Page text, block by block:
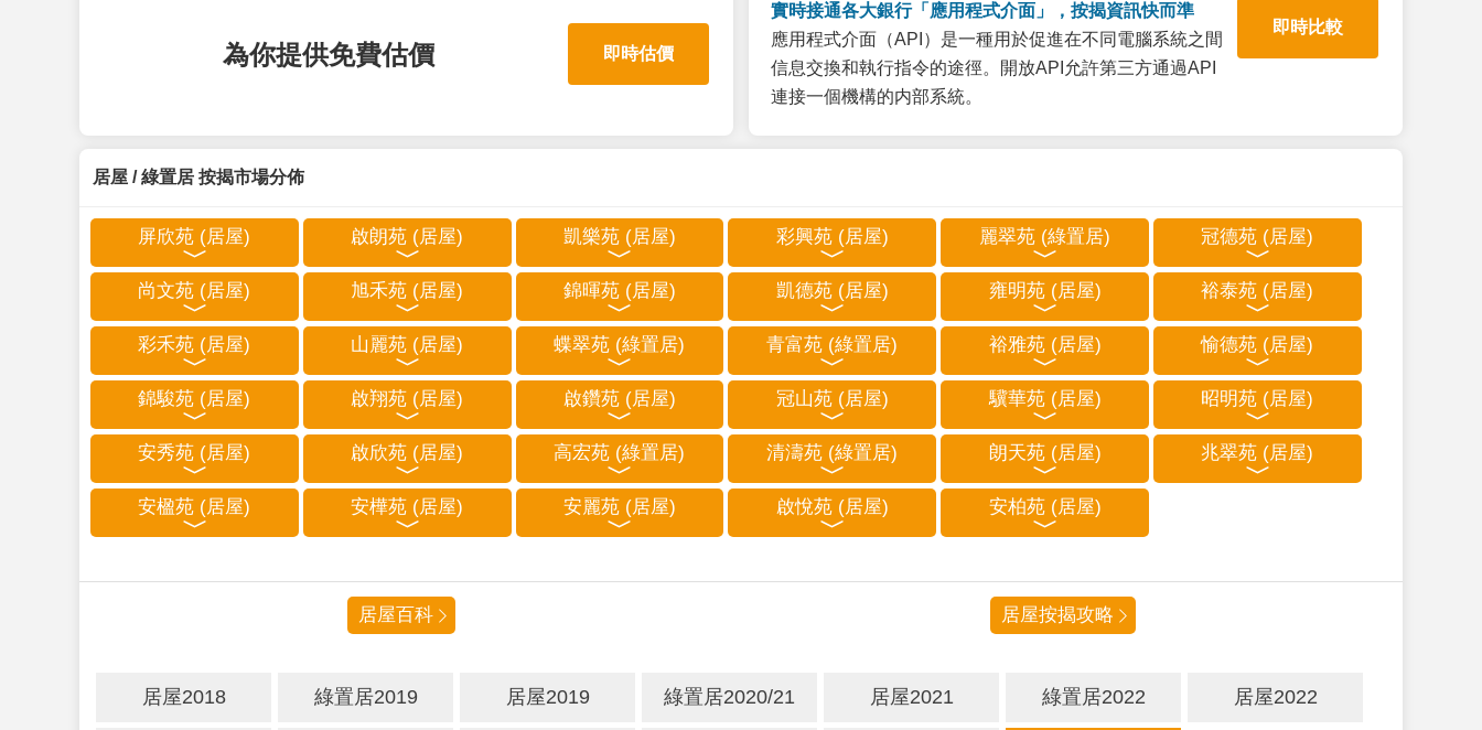
為你提供免費估價 即時估價
實時接通各大銀行「應用程式介面」，按揭資訊快而準
應用程式介面（API）是一種用於促進在不同電腦系統之間
信息交換和執行指令的途徑。開放API允許第三方通過API
連接一個機構的内部系統。
即時比較
居屋 / 綠置居 按揭市場分佈
屏欣苑 (居屋) 啟朗苑 (居屋) 凱樂苑 (居屋) 彩興苑 (居屋) 麗翠苑 (綠置居) 冠德苑 (居屋)
尚文苑 (居屋) 旭禾苑 (居屋) 錦暉苑 (居屋) 凱德苑 (居屋) 雍明苑 (居屋) 裕泰苑 (居屋)
彩禾苑 (居屋) 山麗苑 (居屋) 蝶翠苑 (綠置居) 青富苑 (綠置居) 裕雅苑 (居屋) 愉德苑 (居屋)
錦駿苑 (居屋) 啟翔苑 (居屋) 啟鑽苑 (居屋) 冠山苑 (居屋) 驥華苑 (居屋) 昭明苑 (居屋)
安秀苑 (居屋) 啟欣苑 (居屋) 高宏苑 (綠置居) 清濤苑 (綠置居) 朗天苑 (居屋) 兆翠苑 (居屋)
安楹苑 (居屋) 安樺苑 (居屋) 安麗苑 (居屋) 啟悅苑 (居屋) 安柏苑 (居屋)
居屋百科 居屋按揭攻略
居屋2018 綠置居2019 居屋2019 綠置居2020/21 居屋2021 綠置居2022 居屋2022